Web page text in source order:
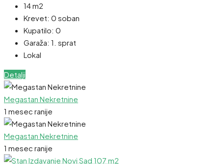
14 m2
Krevet: 0 soban
Kupatilo: 0
Garaža: 1. sprat
Lokal
Detalji
Megastan Nekretnine
1 mesec ranije
Megastan Nekretnine
1 mesec ranije